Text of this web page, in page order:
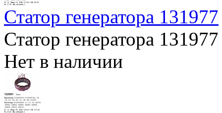
Статор генератора 131977
Статор генератора 131977
Нет в наличии